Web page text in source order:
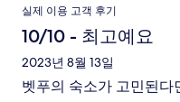
실제 이용 고객 후기
10/10 - 최고예요
2023년 8월 13일
벳푸의 숙소가 고민된다